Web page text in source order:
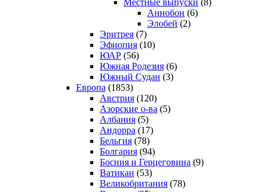
Аннобон (6)
Элобей (2)
Эритрея (7)
Эфиопия (10)
ЮАР (56)
Южная Родезия (6)
Южный Судан (3)
Европа (1853)
Австрия (120)
Азорские о-ва (5)
Албания (5)
Андорра (17)
Бельгия (78)
Болгария (94)
Босния и Герцеговина (9)
Ватикан (53)
Великобритания (78)